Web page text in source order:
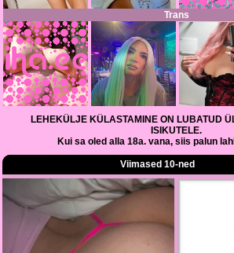
Trans
LEHEKÜLJE KÜLASTAMINE ON LUBATUD
ISIKUTELE.
Kui sa oled alla 18a. vana, siis palun
Viimased 10-ned